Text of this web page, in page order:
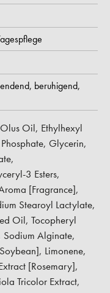
beruhigend,
Oil, Ethylhexyl
Glycerin,
3 Esters,
[Fragrance],
Stearoyl Lactylate,
Oil, Tocopheryl
Alginate,
Limonene,
[Rosemary],
Tricolor Extract,